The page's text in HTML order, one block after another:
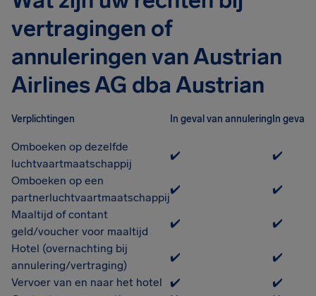
vertragingen of
annuleringen van Austrian
Airlines AG dba Austrian
Verplichtingen In geval van annulering In geval
Omboeken op dezelfde
luchtvaartmaatschappij
✔️
✔️
Omboeken op een
partnerluchtvaartmaatschappij
✔️
✔️
Maaltijd of contant
geld/voucher voor maaltijd
✔️
✔️
Hotel (overnachting bij
annulering/vertraging)
✔️
✔️
Vervoer van en naar het hotel
✔️
✔️